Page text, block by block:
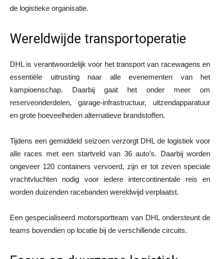
de logistieke organisatie.
Wereldwijde transportoperatie
DHL is verantwoordelijk voor het transport van racewagens en
essentiële uitrusting naar alle evenementen van het
kampioenschap. Daarbij gaat het onder meer om
reserveonderdelen, garage-infrastructuur, uitzendapparatuur
en grote hoeveelheden alternatieve brandstoffen.
Tijdens een gemiddeld seizoen verzorgt DHL de logistiek voor
alle races met een startveld van 36 auto’s. Daarbij worden
ongeveer 120 containers vervoerd, zijn er tot zeven speciale
vrachtvluchten nodig voor iedere intercontinentale reis en
worden duizenden racebanden wereldwijd verplaatst.
Een gespecialiseerd motorsportteam van DHL ondersteunt de
teams bovendien op locatie bij de verschillende circuits.